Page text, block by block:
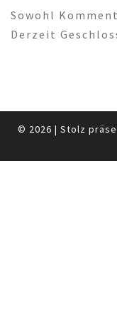
Sowohl
Derzeit
© 2026 | Stolz